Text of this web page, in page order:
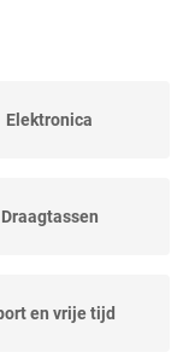
Elektronica
Draagtassen
en vrije tijd